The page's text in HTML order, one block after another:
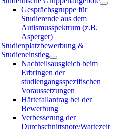
Gesprächsgruppe für
Studierende aus dem
Autismusspektrum (z.B.
Asperger)
Studienplatzbewerbung &
Studieneinstieg
Nachteilsausgleich beim
Erbringen der
studiengangsspezifischen
Voraussetzungen
Härtefallantrag bei der
Bewerbung
Verbesserung der
Durchschnittsnote/Wartezeit